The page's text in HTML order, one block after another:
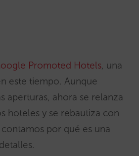
Promoted Hotels, una
este tiempo. Aunque
aperturas, ahora se relanza
hoteles y se rebautiza con
por qué es una